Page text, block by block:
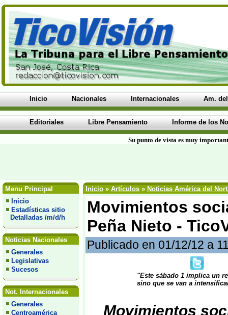
Inicio Nacionales Internacionales Am.
Editoriales Libre Pensamiento Informe de los
Su punto de vista es muy
Menu Principal
Inicio
Estadísticas sitio
Detalladas /m/d/h
Noticias Nacionales
Generales
Legislativas
Sucesos
Not. Internacionales
Generales
Centroamérica
Inicio » Artículos » Noticias América del
Movimientos
Peña Nieto -
Publicado en 01/12/12 a
"Este sábado 1 implica un
sino que se van a
Movimientos